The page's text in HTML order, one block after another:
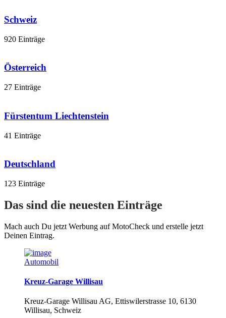
Schweiz
920 Einträge
Österreich
27 Einträge
Fürstentum Liechtenstein
41 Einträge
Deutschland
123 Einträge
Das sind die neuesten Einträge
Mach auch Du jetzt Werbung auf MotoCheck und erstelle jetzt
Deinen Eintrag.
Automobil
Kreuz-Garage Willisau
Kreuz-Garage Willisau AG, Ettiswilerstrasse 10, 6130
Willisau, Schweiz